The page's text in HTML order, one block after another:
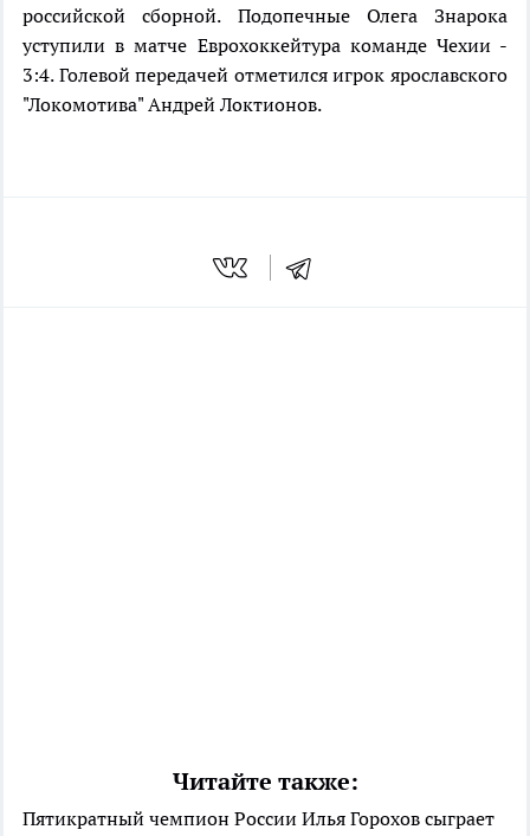
российской сборной. Подопечные Олега Знарока
уступили в матче Еврохоккейтура команде Чехии -
3:4. Голевой передачей отметился игрок ярославского
"Локомотива" Андрей Локтионов.
Читайте также:
Пятикратный чемпион России Илья Горохов сыграет